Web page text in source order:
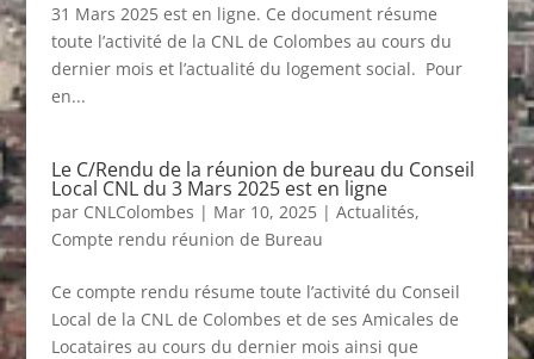
31 Mars 2025 est en ligne. Ce document résume
toute l’activité de la CNL de Colombes au cours du
dernier mois et l’actualité du logement social. Pour
en...
Le C/Rendu de la réunion de bureau du Conseil
Local CNL du 3 Mars 2025 est en ligne
par CNLColombes | Mar 10, 2025| Actualités,
Compte rendu réunion de Bureau
Ce compte rendu résume toute l’activité du Conseil
Local de la CNL de Colombes et de ses Amicales de
Locataires au cours du dernier mois ainsi que